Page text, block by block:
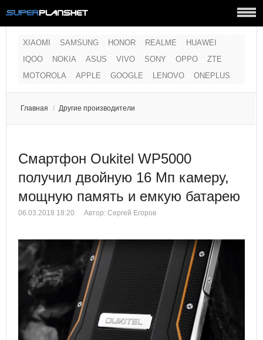
XIAOMI SAMSUNG HONOR REALME
HUAWEI
IQOO
NOKIA ASUS VIVO SONY OPPO
ZTE
MOTOROLA
APPLE GOOGLE LENOVO ONEPLUS
Главная / Другие производители
Смартфон Oukitel WP5000
получил двойную 16 Мп камеру,
мощную память и емкую батарею
06.03.2018 18:20 Автор: Сергей Егоров